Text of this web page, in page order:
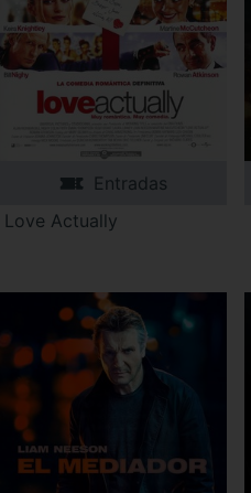
Entradas
Love Actually